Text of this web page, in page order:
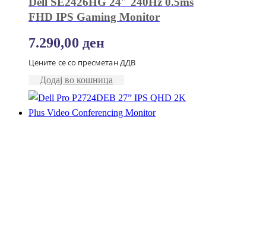
FHD IPS Gaming Monitor
7.290,00 ден
Цените се со пресметан ДДВ
Додај во кошница